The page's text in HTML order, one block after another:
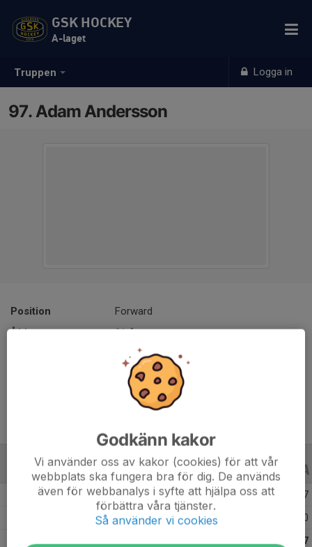
Truppen Logga in
GSK HOCKEY
A-laget
97. Adam Andersson
Position
Forward
Ålder
21 år
176 cm
60 kg
B-LAGSSERIER ALLA ÅR
Säsongen 23/24 J18 Division 2A 3 7
Säsongen 18/19 B1 Division 1 forts. B 0
7
Godkänn kakor
Vi använder oss av kakor (cookies) för att vår
webbplats ska fungera bra för dig. De används
även för webbanalys i syfte att hjälpa oss att
förbättra våra tjänster.
Så använder vi cookies